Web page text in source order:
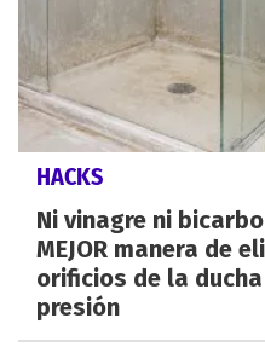
HACKS
Ni vinagre ni
MEJOR manera de
orificios de la ducha
presión